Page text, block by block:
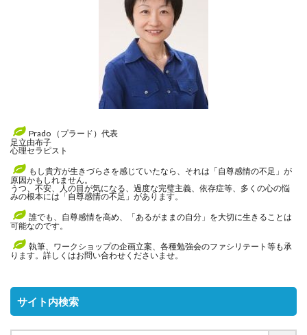
Prado （プラード）代表
足立由布子
心理セラピスト
もし貴方が生きづらさを感じていたなら、それは「自尊感情の不足」が
原因かもしれません。
うつ、不安、人の目が気になる、過度な完璧主義、依存症等、多くの心の悩
みの根本には「自尊感情の不足」があります。
誰でも、自尊感情を高め、「あるがままの自分」を大切に生きることは
可能なのです。
執筆、ワークショップの企画立案、各種勉強会のファシリテート等も承
ります。詳しくはお問い合わせくださいませ。
サイト内検索